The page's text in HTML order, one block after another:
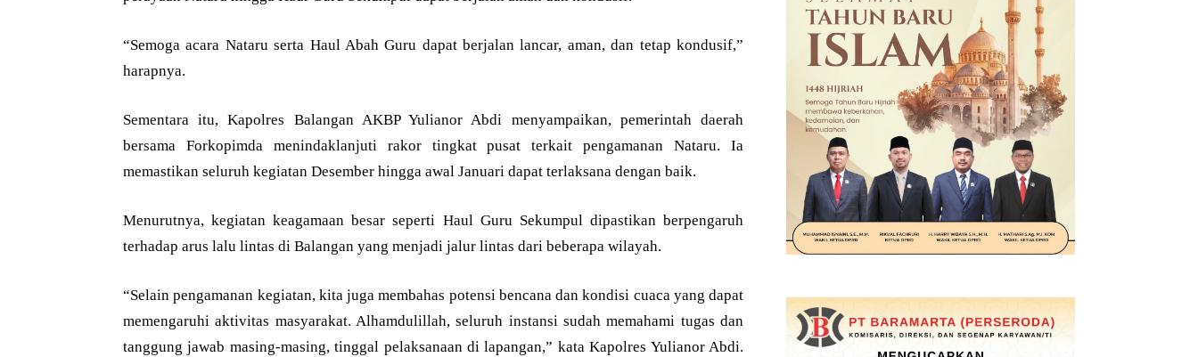
“Semoga acara Nataru serta Haul Abah Guru dapat berjalan lancar, aman, dan tetap kondusif,”
harapnya.
Sementara itu, Kapolres Balangan AKBP Yulianor Abdi menyampaikan, pemerintah daerah
bersama Forkopimda menindaklanjuti rakor tingkat pusat terkait pengamanan Nataru. Ia
memastikan seluruh kegiatan Desember hingga awal Januari dapat terlaksana dengan baik.
Menurutnya, kegiatan keagamaan besar seperti Haul Guru Sekumpul dipastikan berpengaruh
terhadap arus lalu lintas di Balangan yang menjadi jalur lintas dari beberapa wilayah.
“Selain pengamanan kegiatan, kita juga membahas potensi bencana dan kondisi cuaca yang dapat
memengaruhi aktivitas masyarakat. Alhamdulillah, seluruh instansi sudah memahami tugas dan
tanggung jawab masing-masing, tinggal pelaksanaan di lapangan,” kata Kapolres Yulianor Abdi.